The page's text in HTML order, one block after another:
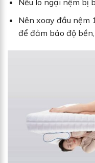
Nếu lo ngại nệm bị
Nên xoay đầu nệm
để đảm bảo độ